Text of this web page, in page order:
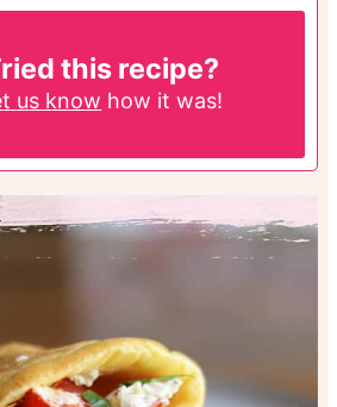
this recipe?
us know how it was!